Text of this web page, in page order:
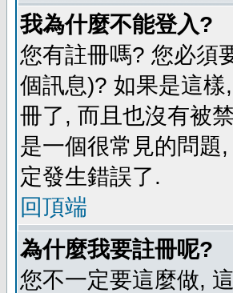
我為什麼不能登入?
您有註冊嗎? 您必須
個訊息)? 如果是這
冊了, 而且也沒有被
是一個很常見的問題
定發生錯誤了.
回頂端
為什麼我要註冊呢?
您不一定要這麼做,